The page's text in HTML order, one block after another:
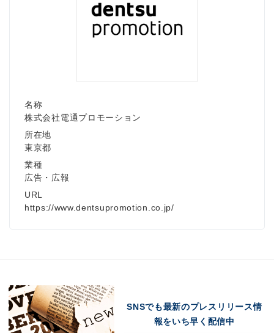
名称
株式会社電通プロモーション
所在地
東京都
業種
広告・広報
URL
https://www.dentsupromotion.co.jp/
SNSでも最新のプレスリリース情
報をいち早く配信中